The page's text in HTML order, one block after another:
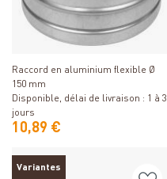
Détails
Raccord en aluminium flexible Ø
150 mm
Disponible, délai de livraison : 1 à 3
jours
10,89 €
Variantes